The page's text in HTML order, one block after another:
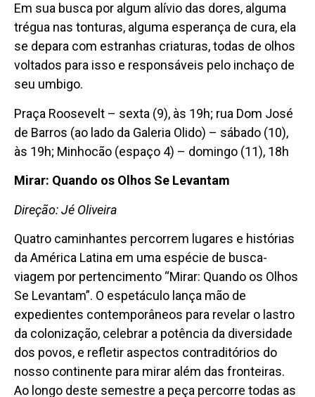
Em sua busca por algum alívio das dores, alguma
trégua nas tonturas, alguma esperança de cura, ela
se depara com estranhas criaturas, todas de olhos
voltados para isso e responsáveis pelo inchaço de
seu umbigo.
Praça Roosevelt – sexta (9), às 19h; rua Dom José
de Barros (ao lado da Galeria Olido) – sábado (10),
às 19h; Minhocão (espaço 4) – domingo (11), 18h
Mirar: Quando os Olhos Se Levantam
Direção: Jé Oliveira
Quatro caminhantes percorrem lugares e histórias
da América Latina em uma espécie de busca-
viagem por pertencimento “Mirar: Quando os Olhos
Se Levantam”. O espetáculo lança mão de
expedientes contemporâneos para revelar o lastro
da colonização, celebrar a potência da diversidade
dos povos, e refletir aspectos contraditórios do
nosso continente para mirar além das fronteiras.
Ao longo deste semestre a peça percorre todas as